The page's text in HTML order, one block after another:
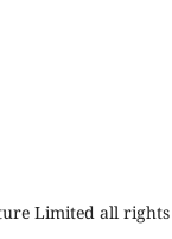
Limited all rights